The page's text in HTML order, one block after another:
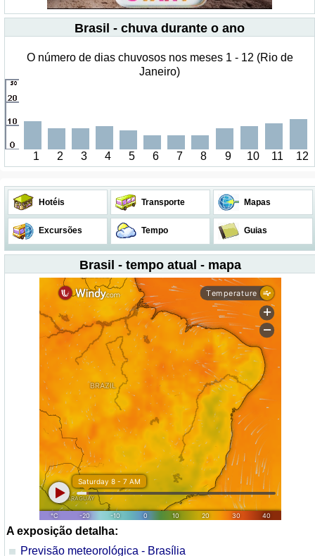
Brasil - chuva durante o ano
O número de dias chuvosos nos meses 1 - 12 (Rio de
Janeiro)
1 2 3 4 5 6 7 8 9 10 11 12
Hotéis Transporte Mapas
Excursões Tempo Guias
Brasil - tempo atual - mapa
A exposição detalha:
Previsão meteorológica - Brasília